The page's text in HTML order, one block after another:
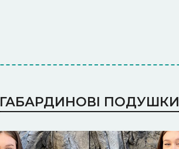
ГАБАРДИНОВІ ПОДУШКИ